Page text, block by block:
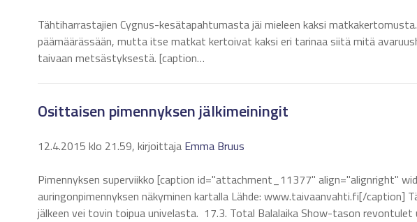
Tähtiharrastajien Cygnus-kesätapahtumasta jäi mieleen kaksi
päämäärässään, mutta itse matkat kertoivat kaksi eri tarinaa siitä mitä
taivaan metsästyksestä. [caption…
Osittaisen pimennyksen jälkimeiningit
12.4.2015 klo 21.59, kirjoittaja Emma Bruus
Pimennyksen superviikko [caption id="attachment_11377" align="alignright"
auringonpimennyksen näkyminen kartalla Lähde: www.taivaanvahti.fi[/caption]
jälkeen vei tovin toipua univelasta. 17.3. Total Balalaika Show-tason